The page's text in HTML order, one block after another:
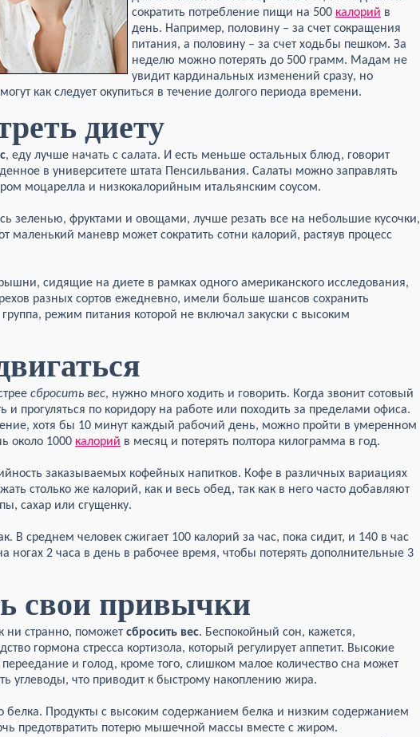
сократить потребление пищи на 500 калорий в
день. Например, половину – за счет сокращения
питания, а половину – за счет ходьбы пешком. За
неделю можно потерять до 500 грамм. Мадам не
увидит кардинальных изменений сразу, но
как следует окупиться в течение долгого периода времени.
диету
, еду лучше начать с салата. И есть меньше остальных блюд, говорит
в университете штата Пенсильвания. Салаты можно заправлять
моцарелла и низкокалорийным итальянским соусом.
зеленью, фруктами и овощами, лучше резать все на небольшие кусочки,
маленький маневр может сократить сотни калорий, растяув процесс
сидящие на диете в рамках одного американского исследования,
разных сортов ежедневно, имели больше шансов сохранить
режим питания которой не включал закуски с высоким
сбросить вес, нужно много ходить и говорить. Когда звонит сотовый
и прогуляться по коридору на работе или походить за пределами офиса.
хотя бы 10 минут каждый рабочий день, можно пройти в умеренном
около 1000 калорий в месяц и потерять полтора килограмма в год.
заказываемых кофейных напитков. Кофе в различных вариациях
столько же калорий, как и весь обед, так как в него часто добавляют
сахар или сгущенку.
В среднем человек сжигает 100 калорий за час, пока сидит, и 140 в час
ногах 2 часа в день в рабочее время, чтобы потерять дополнительные 3
свои привычки
ни странно, поможет сбросить вес. Беспокойный сон, кажется,
гормона стресса кортизола, который регулирует аппетит. Высокие
и голод, кроме того, слишком малое количество сна может
углеводы, что приводит к быстрому накоплению жира.
белка. Продукты с высоким содержанием белка и низким содержанием
предотвратить потерю мышечной массы вместе с жиром.